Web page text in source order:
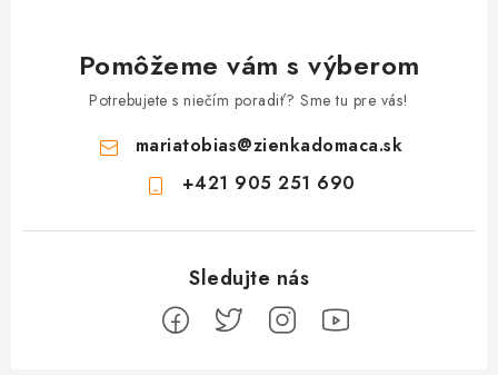
Pomôžeme vám s výberom
Potrebujete s niečím poradiť? Sme tu pre vás!
mariatobias@zienkadomaca.sk
+421 905 251 690